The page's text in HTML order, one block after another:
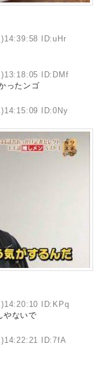
ID:uHr
ID:DMf
ったンゴ
ID:0Ny
ID:KPq
やないで
ID:7fA